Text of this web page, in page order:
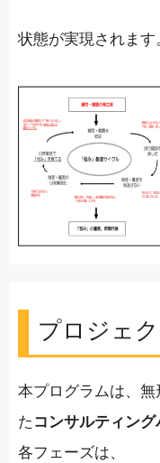
状態が実現されます
プロジェ
本プログラムは、
た コンサルティン
各フェーズは、